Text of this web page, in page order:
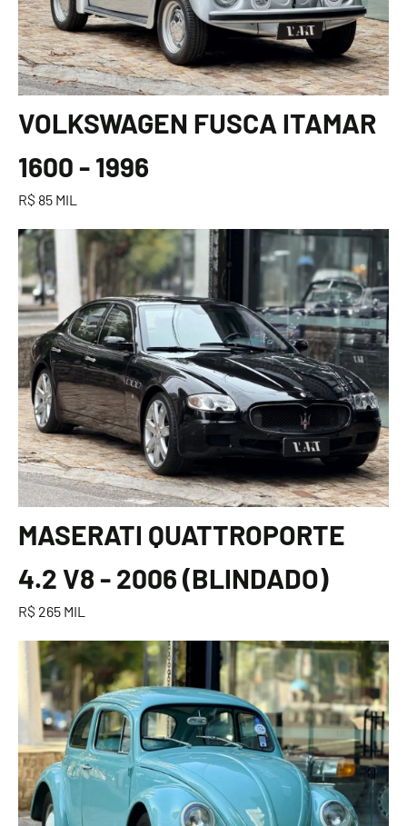
VOLKSWAGEN FUSCA ITAMAR
1600 - 1996
R$ 85 MIL
MASERATI QUATTROPORTE
4.2 V8 - 2006 (BLINDADO)
R$ 265 MIL